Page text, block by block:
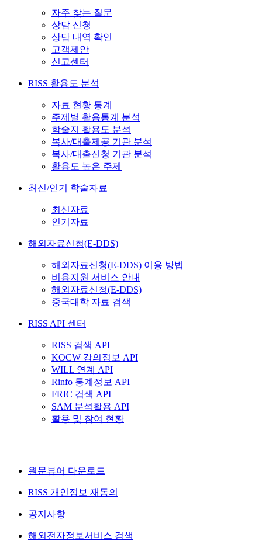
자주 찾는 질문
상담 신청
상담 내역 확인
고객제안
신고센터
RISS 활용도 분석
자료 현황 통계
주제별 활용통계 분석
학술지 활용도 분석
복사/대출제공 기관 분석
복사/대출신청 기관 분석
활용도 높은 주제
최신/인기 학술자료
최신자료
인기자료
해외자료신청(E-DDS)
해외자료신청(E-DDS) 이용 방법
비용지원 서비스 안내
해외자료신청(E-DDS)
중국대학 자료 검색
RISS API 센터
RISS 검색 API
KOCW 강의정보 API
WILL 연계 API
Rinfo 통계정보 API
FRIC 검색 API
SAM 분석활용 API
활용 및 참여 현황
원문뷰어 다운로드
RISS 개인정보 재동의
공지사항
해외전자정보서비스 검색